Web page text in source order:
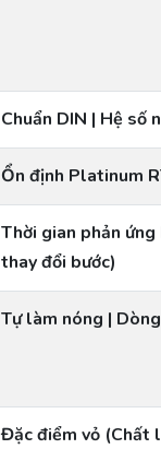
Chuẩn DIN | Hệ số
Ổn định Platinum
Thời gian phản
thay đổi bước)
Tự làm nóng |
Đặc điểm vỏ (Chất